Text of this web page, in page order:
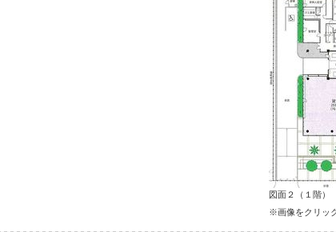
図面２（１階）
※画像をクリッ